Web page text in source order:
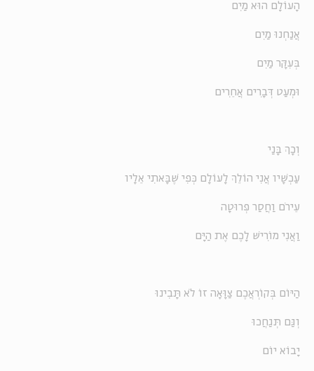
הָעוֹלָם הוּא מַיִם
אֲנַחְנוּ מַיִם
בְּעִקָּר מַיִם
וּמְעַט דְּבָרִים אֲחֵרִים
וְכָךְ בָּנַי
עַכְשָׁיו אֲנִי הוֹלֵךְ לָעוֹלָם כְּפִי שֶׁבָּאתִי אֵלָיו
עֵירֹם וַחֲסַר פְּרוּטָה
וַאֲנִי מוֹרִישׁ לָכֶם אֶת הַיָּם
הַיּוֹם בְּקוֹרְאֲכֶם צַוָּאָה זוֹ לֹא תָּבִינוּ
וְגַּם תְּגַחֲכוּ
יָבוֹא יוֹם